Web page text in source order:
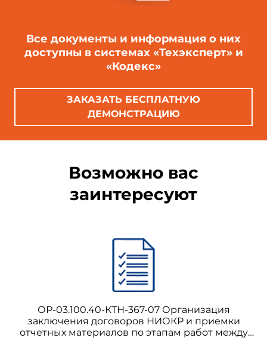
Все документы и информация о них
доступны в системах «Техэксперт» и
«Кодекс»
ЗАКАЗАТЬ БЕСПЛАТНУЮ
ДЕМОНСТРАЦИЮ
Возможно вас
заинтересуют
ОР-03.100.40-КТН-367-07 Организация
заключения договоров НИОКР и приемки
отчетных материалов по этапам работ между